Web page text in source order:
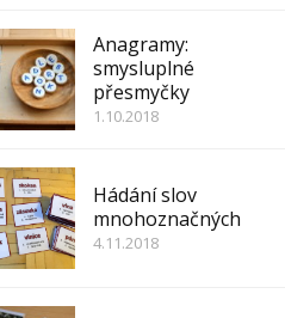
Anagramy:
smysluplné
přesmyčky
1.10.2018
Hádání slov
mnohoznačných
4.11.2018